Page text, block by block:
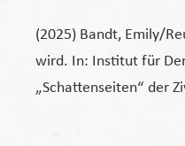
(2025) Bandt, Emily/
wird. In: Institut für
„Schattenseiten“ der